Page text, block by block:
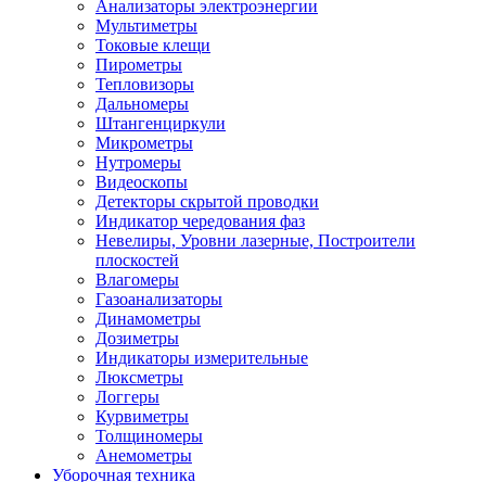
Анализаторы электроэнергии
Мультиметры
Токовые клещи
Пирометры
Тепловизоры
Дальномеры
Штангенциркули
Микрометры
Нутромеры
Видеоскопы
Детекторы скрытой проводки
Индикатор чередования фаз
Невелиры, Уровни лазерные, Построители
плоскостей
Влагомеры
Газоанализаторы
Динамометры
Дозиметры
Индикаторы измерительные
Люксметры
Логгеры
Курвиметры
Толщиномеры
Анемометры
Уборочная техника